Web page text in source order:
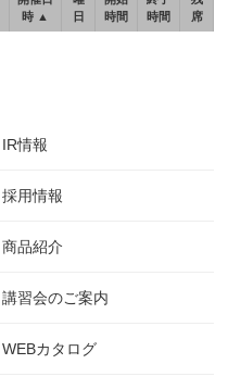
時 ▲
日
時間
時間
席
IR情報
採用情報
商品紹介
講習会のご案内
WEBカタログ